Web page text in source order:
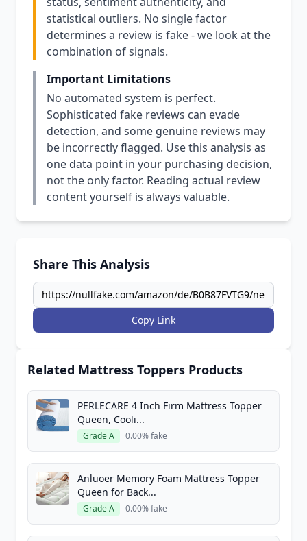
statistical outliers. No single factor
determines a review is fake - we look at the
combination of signals.
Important Limitations
No automated system is perfect.
Sophisticated fake reviews can evade
detection, and some genuine reviews may
be incorrectly flagged. Use this analysis as
one data point in your purchasing decision,
not the only factor. Reading actual review
content yourself is always valuable.
Share This Analysis
Copy Link
Related Mattress Toppers Products
PERLECARE 4 Inch Firm Mattress Topper
Queen, Cooli...
Grade A 0.00% fake
Anluoer Memory Foam Mattress Topper
Queen for Back...
Grade A 0.00% fake